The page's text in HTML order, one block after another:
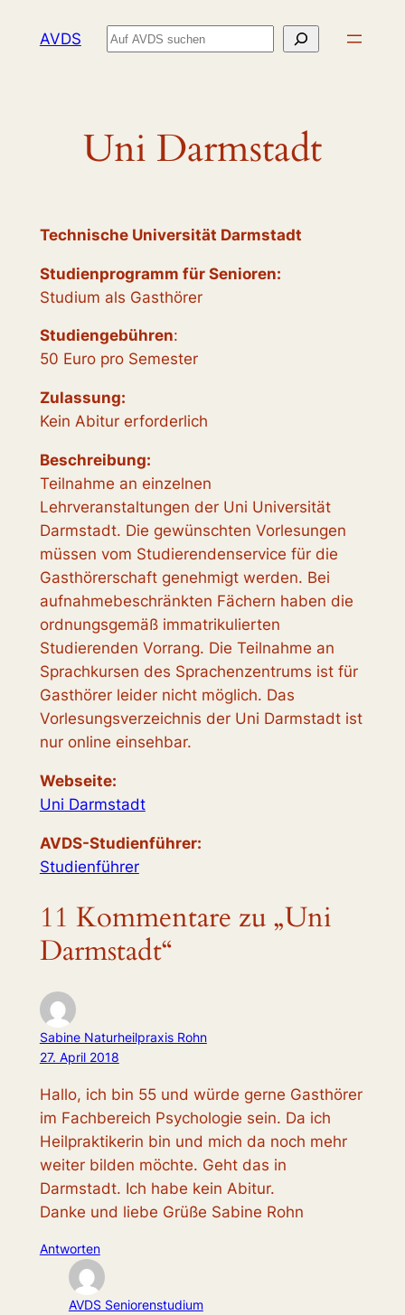
InhaltAVDS Suchen
Uni Darmstadt
Technische Universität Darmstadt
Studienprogramm für Senioren:
Studium als Gasthörer
Studiengebühren:
50 Euro pro Semester
Zulassung:
Kein Abitur erforderlich
Beschreibung:
Teilnahme an einzelnen
Lehrveranstaltungen der Uni Universität
Darmstadt. Die gewünschten Vorlesungen
müssen vom Studierendenservice für die
Gasthörerschaft genehmigt werden. Bei
aufnahmebeschränkten Fächern haben die
ordnungsgemäß immatrikulierten
Studierenden Vorrang. Die Teilnahme an
Sprachkursen des Sprachenzentrums ist für
Gasthörer leider nicht möglich. Das
Vorlesungsverzeichnis der Uni Darmstadt ist
nur online einsehbar.
Webseite:
Uni Darmstadt
AVDS-Studienführer:
Studienführer
11 Kommentare zu „Uni
Darmstadt“
Sabine Naturheilpraxis Rohn
27. April 2018
Hallo, ich bin 55 und würde gerne Gasthörer
im Fachbereich Psychologie sein. Da ich
Heilpraktikerin bin und mich da noch mehr
weiter bilden möchte. Geht das in
Darmstadt. Ich habe kein Abitur.
Danke und liebe Grüße Sabine Rohn
Antworten
AVDS Seniorenstudium